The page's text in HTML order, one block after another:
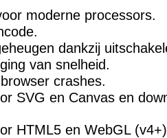
moderne processors.
dankzij
van snelheid.
crashes.
SVG en Canvas en
HTML5 en WebGL